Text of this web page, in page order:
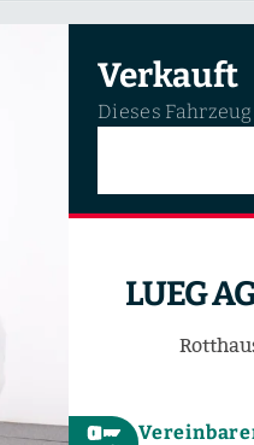
Verkauft
Dieses
LUEG